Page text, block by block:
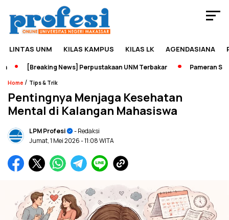
LINTAS UNM KILAS KAMPUS KILAS LK AGENDASIANA
[Breaking News] Perpustakaan UNM Terbakar Pameran
Home / Tips & Trik
Pentingnya Menjaga Kesehatan
Mental di Kalangan Mahasiswa
LPM Profesi
- Redaksi
Jumat, 1 Mei 2026- 11:08 WITA